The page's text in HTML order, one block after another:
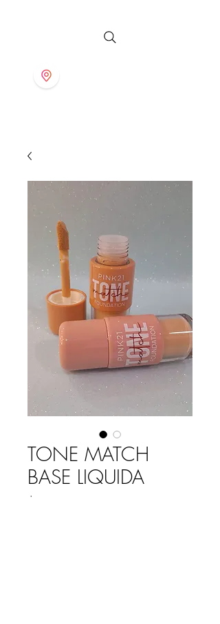
TONE MATCH
BASE LIQUIDA
$ 4.600,00